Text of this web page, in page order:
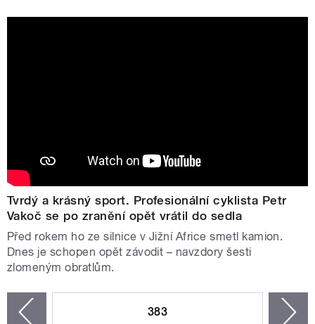
Tvrdý a krásný sport. Profesionální cyklista Petr
Vakoč se po zranění opět vrátil do sedla
Před rokem ho ze silnice v Jižní Africe smetl kamion.
Dnes je schopen opět závodit – navzdory šesti
zlomeným obratlům.
383